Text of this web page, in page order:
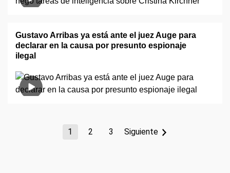
Gustavo Arribas ya está ante el juez Auge para
declarar en la causa por presunto espionaje
ilegal
1 2 3 Siguiente